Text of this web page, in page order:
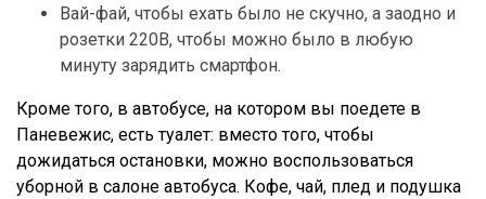
Вай-фай, чтобы ехать было не скучно, а заодно и
розетки 220В, чтобы можно было в любую
минуту зарядить смартфон.
Кроме того, в автобусе, на котором вы поедете в
Паневежис, есть туалет: вместо того, чтобы
дожидаться остановки, можно воспользоваться
уборной в салоне автобуса. Кофе, чай, плед и подушка